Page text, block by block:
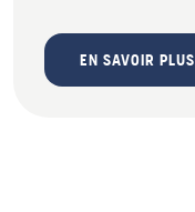
EN SAVOIR PLUS